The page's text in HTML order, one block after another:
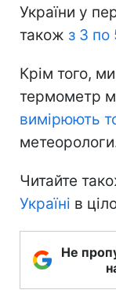
України у
також з 3 по
Крім того,
термометр
вимірюють
Читайте
Україні в
Не